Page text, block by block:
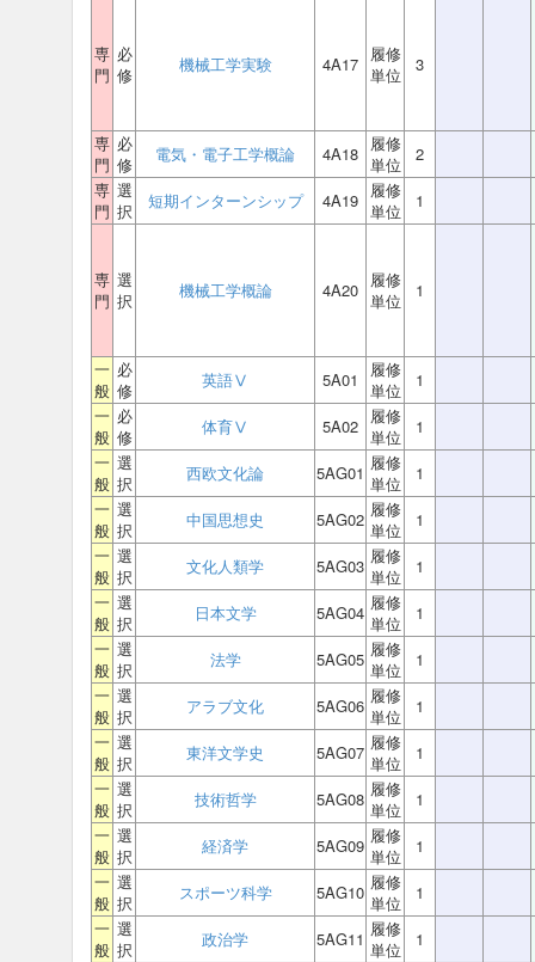
専
門
必
修
機械工学実験 4A17 履修
単位
3
専
門
必
修
電気・電子工学概論 4A18 履修
単位
2
専
門
選
択
短期インターンシップ 4A19 履修
単位
1
専
門
選
択
機械工学概論 4A20 履修
単位
1
一
般
必
修
英語Ⅴ 5A01
履修
単位
1
一
般
必
修
体育Ⅴ 5A02 履修
単位
1
一
般
選
択
西欧文化論 5AG01 履修
単位
1
一
般
選
択
中国思想史 5AG02 履修
単位
1
一
般
選
択
文化人類学 5AG03 履修
単位
1
一
般
選
択
日本文学 5AG04 履修
単位
1
一
般
選
択
法学 5AG05 履修
単位
1
一
般
選
択
アラブ文化 5AG06 履修
単位
1
一
般
選
択
東洋文学史 5AG07 履修
単位
1
一
般
選
択
技術哲学 5AG08 履修
単位
1
一
般
選
択
経済学 5AG09 履修
単位
1
一
般
選
択
スポーツ科学 5AG10 履修
単位
1
一
般
選
択
政治学 5AG11 履修
単位
1